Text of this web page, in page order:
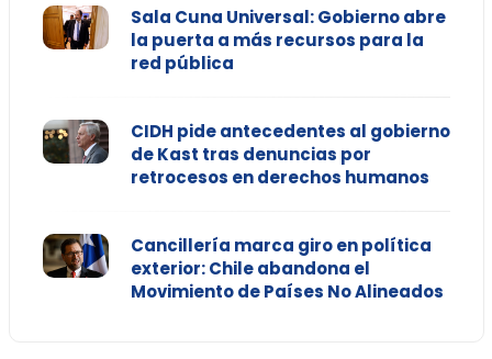
Sala Cuna Universal: Gobierno abre
la puerta a más recursos para la
red pública
CIDH pide antecedentes al gobierno
de Kast tras denuncias por
retrocesos en derechos humanos
Cancillería marca giro en política
exterior: Chile abandona el
Movimiento de Países No Alineados